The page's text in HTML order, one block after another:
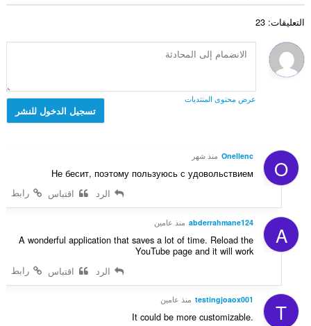
:
ا
ت
ل
ي
م
ا
ج
ل
ي
ت
م
ا
ت
ل
إ
ا
ت
ق
ي
م
ت
التعليقات: 23
عرض محتوى المنتديات
تسجيل الدخول للنشر
O
Onellenc منذ شهر
Не бесит, поэтому пользуюсь с удовольствием
رابط
الرد اقتباس
A
abderrahmane124 منذ عامين
A wonderful application that saves a lot of time. Reload the
YouTube page and it will work
رابط
الرد اقتباس
T
testingjoaox001 منذ عامين
It could be more customizable.